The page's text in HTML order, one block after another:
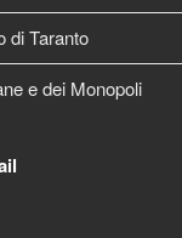
di Taranto
e dei Monopoli